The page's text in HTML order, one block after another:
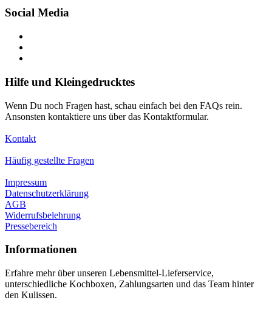
Social Media
Hilfe und Kleingedrucktes
Wenn Du noch Fragen hast, schau einfach bei den FAQs rein.
Ansonsten kontaktiere uns über das Kontaktformular.
Kontakt
Häufig gestellte Fragen
Impressum
Datenschutzerklärung
AGB
Widerrufsbelehrung
Pressebereich
Informationen
Erfahre mehr über unseren Lebensmittel-Lieferservice,
unterschiedliche Kochboxen, Zahlungsarten und das Team hinter
den Kulissen.